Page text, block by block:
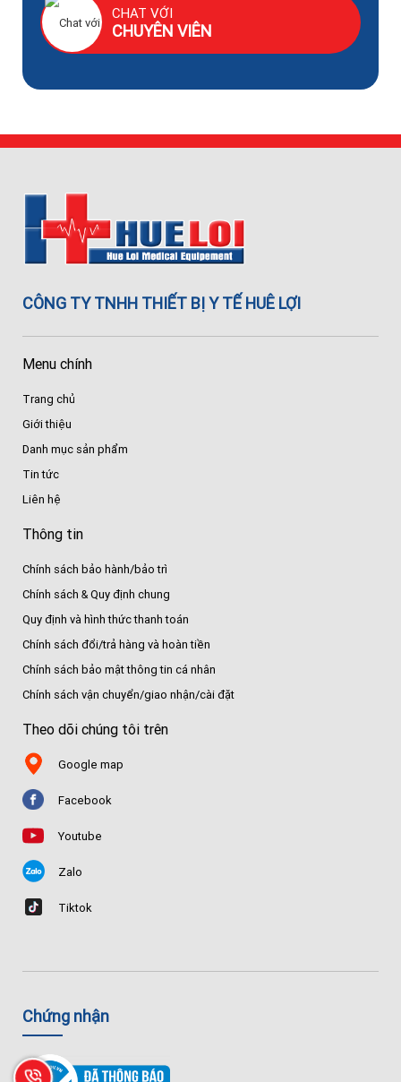
CHAT VỚI
CHUYÊN VIÊN
CÔNG TY TNHH THIẾT BỊ Y TẾ HUÊ LỢI
Menu chính
Trang chủ
Giới thiệu
Danh mục sản phẩm
Tin tức
Liên hệ
Thông tin
Chính sách bảo hành/bảo trì
Chính sách & Quy định chung
Quy định và hình thức thanh toán
Chính sách đổi/trả hàng và hoàn tiền
Chính sách bảo mật thông tin cá nhân
Chính sách vận chuyển/giao nhận/cài đặt
Theo dõi chúng tôi trên
Google map
Facebook
Youtube
Zalo
Tiktok
Chứng nhận